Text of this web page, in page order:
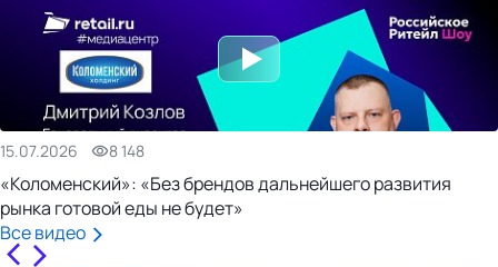
15.07.2026 8 148
«Коломенский»: «Без брендов дальнейшего развития
рынка готовой еды не будет»
Все видео